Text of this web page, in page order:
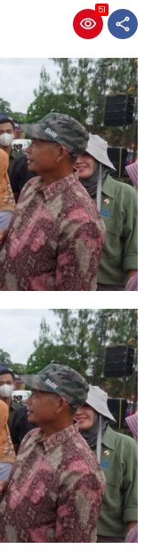
51